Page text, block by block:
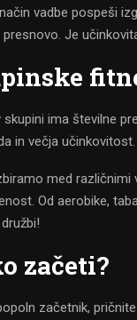
vadbe pospeši
Je
skupini ima številne
in večja
med različnimi
Od aerobike,
začeti?
začetnik,